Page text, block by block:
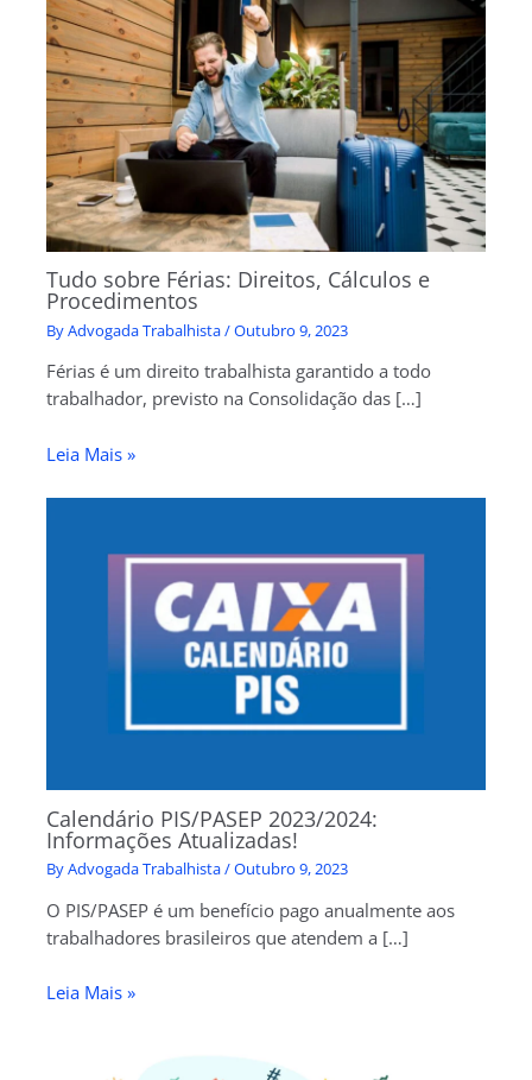
Tudo sobre Férias: Direitos, Cálculos e
Procedimentos
ByAdvogada Trabalhista/Outubro 9, 2023
Férias é um direito trabalhista garantido a todo
trabalhador, previsto na Consolidação das […]
Leia Mais »
Calendário PIS/PASEP 2023/2024:
Informações Atualizadas!
ByAdvogada Trabalhista/Outubro 9, 2023
O PIS/PASEP é um benefício pago anualmente aos
trabalhadores brasileiros que atendem a […]
Leia Mais »